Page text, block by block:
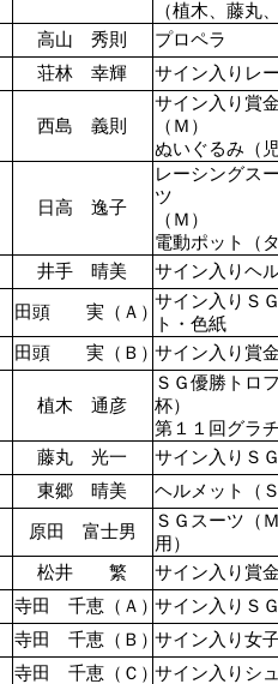
（植木、藤丸
高山 秀則
プロペラ
荘林 幸輝 サイン入りレ
西島 義則
サイン入り賞
ぬいぐるみ（
日高 逸子
レーシングス
ツ
電動ポット（
井手 晴美 サイン入りヘ
田頭 実（Ａ）
サイン入りＳ
ト・色紙
田頭 実（Ｂ）サイン入り賞
植木 通彦
ＳＧ優勝トロ
第１１回グラ
藤丸 光一
サイン入りＳ
東郷 晴美 ヘルメット（
原田 富士男
ＳＧスーツ（
用）
松井 繁
サイン入り賞
寺田 千恵（Ａ）サイン入りＳ
寺田 千恵（Ｂ）サイン入り女
寺田 千恵（Ｃ）サイン入りシ